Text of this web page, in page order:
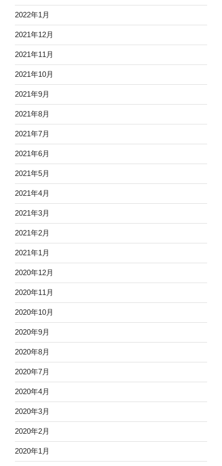
2022年1月
2021年12月
2021年11月
2021年10月
2021年9月
2021年8月
2021年7月
2021年6月
2021年5月
2021年4月
2021年3月
2021年2月
2021年1月
2020年12月
2020年11月
2020年10月
2020年9月
2020年8月
2020年7月
2020年4月
2020年3月
2020年2月
2020年1月